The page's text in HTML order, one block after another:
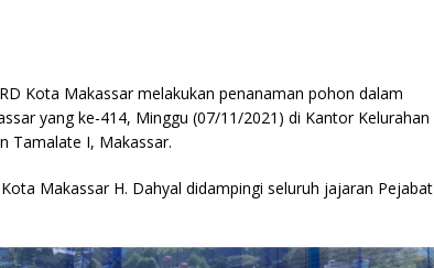
Kota Makassar melakukan penanaman pohon dalam
yang ke-414, Minggu (07/11/2021) di Kantor Kelurahan
Tamalate I, Makassar.
Makassar H. Dahyal didampingi seluruh jajaran Pejabat